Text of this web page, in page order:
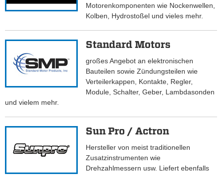
Motorenkomponenten wie Nockenwellen,
Kolben, Hydrostoßel und vieles mehr.
Standard Motors
großes Angebot an elektronischen
Bauteilen sowie Zündungsteilen wie
Verteilerkappen, Kontakte, Regler,
Module, Schalter, Geber, Lambdasonden
und vielem mehr.
Sun Pro / Actron
Hersteller von meist traditionellen
Zusatzinstrumenten wie
Drehzahlmessern usw. Liefert ebenfalls